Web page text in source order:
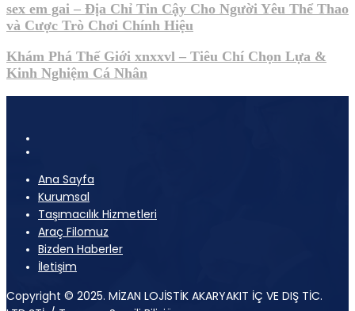
sex em gai – Địa Chỉ Tin Cậy Cho Người Yêu Thể Thao
và Cược Trò Chơi Chính Hiệu
Khám Phá Thế Giới xnxxvl – Tiêu Chí Chọn Lựa &
Kinh Nghiệm Cá Nhân
Ana Sayfa
Kurumsal
Taşımacılık Hizmetleri
Araç Filomuz
Bizden Haberler
İletişim
Copyright © 2025. MİZAN LOJİSTİK AKARYAKIT İÇ VE DIŞ TİC.